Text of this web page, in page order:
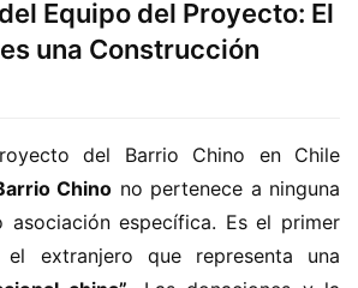
Equipo del Proyecto: El
una Construcción
del Barrio Chino en Chile
Chino no pertenece a ninguna
asociación específica. Es el primer